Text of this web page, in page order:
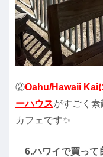
②Oahu/Hawaii Kai
ーハウスがすごく
カフェです✨
6.ハワイで買って